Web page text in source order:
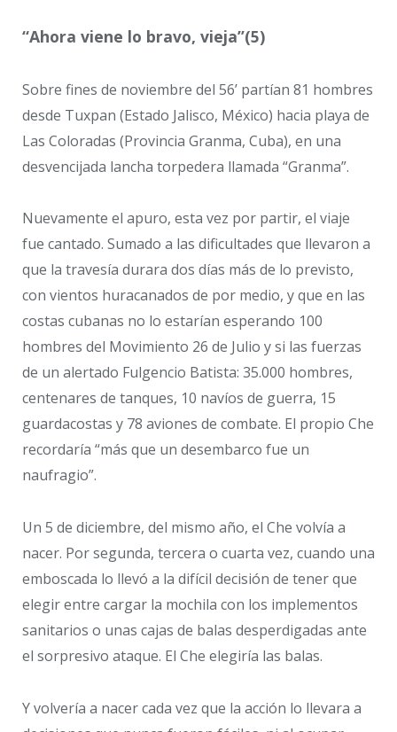
“Ahora viene lo bravo, vieja”(5)
Sobre fines de noviembre del 56’ partían 81 hombres
desde Tuxpan (Estado Jalisco, México) hacia playa de
Las Coloradas (Provincia Granma, Cuba), en una
desvencijada lancha torpedera llamada “Granma”.
Nuevamente el apuro, esta vez por partir, el viaje
fue cantado. Sumado a las dificultades que llevaron a
que la travesía durara dos días más de lo previsto,
con vientos huracanados de por medio, y que en las
costas cubanas no lo estarían esperando 100
hombres del Movimiento 26 de Julio y si las fuerzas
de un alertado Fulgencio Batista: 35.000 hombres,
centenares de tanques, 10 navíos de guerra, 15
guardacostas y 78 aviones de combate. El propio Che
recordaría “más que un desembarco fue un
naufragio”.
Un 5 de diciembre, del mismo año, el Che volvía a
nacer. Por segunda, tercera o cuarta vez, cuando una
emboscada lo llevó a la difícil decisión de tener que
elegir entre cargar la mochila con los implementos
sanitarios o unas cajas de balas desperdigadas ante
el sorpresivo ataque. El Che elegiría las balas.
Y volvería a nacer cada vez que la acción lo llevara a